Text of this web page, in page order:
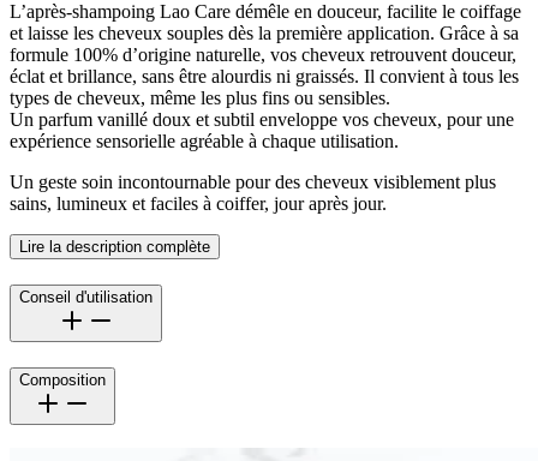
L’après-shampoing Lao Care démêle en douceur, facilite le coiffage
et laisse les cheveux souples dès la première application. Grâce à sa
formule 100% d’origine naturelle, vos cheveux retrouvent douceur,
éclat et brillance, sans être alourdis ni graissés. Il convient à tous les
types de cheveux, même les plus fins ou sensibles.
Un parfum vanillé doux et subtil enveloppe vos cheveux, pour une
expérience sensorielle agréable à chaque utilisation.
Un geste soin incontournable pour des cheveux visiblement plus
sains, lumineux et faciles à coiffer, jour après jour.
Lire la description complète
Conseil d'utilisation
Composition